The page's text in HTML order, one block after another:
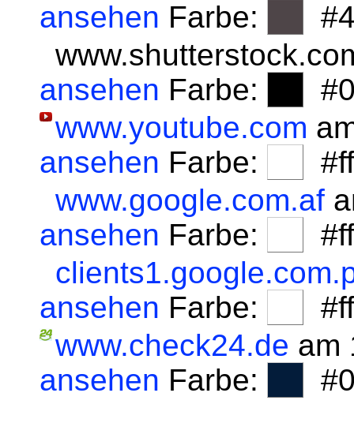
ansehen Farbe:
ansehen Farbe:
www.youtube.com
ansehen Farbe:
www.google.com.af
ansehen Farbe:
ansehen Farbe:
www.check24.de am
ansehen Farbe: